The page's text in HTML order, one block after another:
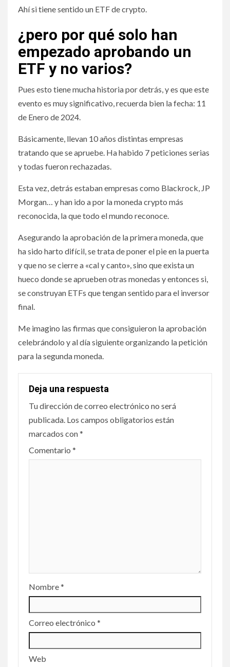
Ahí si tiene sentido un ETF de crypto.
¿pero por qué solo han
empezado aprobando un
ETF y no varios?
Pues esto tiene mucha historia por detrás, y es que este
evento es muy significativo, recuerda bien la fecha: 11
de Enero de 2024.
Básicamente, llevan 10 años distintas empresas
tratando que se apruebe. Ha habido 7 peticiones serias
y todas fueron rechazadas.
Esta vez, detrás estaban empresas como Blackrock, JP
Morgan… y han ido a por la moneda crypto más
reconocida, la que todo el mundo reconoce.
Asegurando la aprobación de la primera moneda, que
ha sido harto difícil, se trata de poner el pie en la puerta
y que no se cierre a «cal y canto», sino que exista un
hueco donde se aprueben otras monedas y entonces si,
se construyan ETFs que tengan sentido para el inversor
final.
Me imagino las firmas que consiguieron la aprobación
celebrándolo y al día siguiente organizando la petición
para la segunda moneda.
Deja una respuesta
Tu dirección de correo electrónico no será
publicada. Los campos obligatorios están
marcados con*
Comentario *
Nombre*
Correo electrónico *
Web